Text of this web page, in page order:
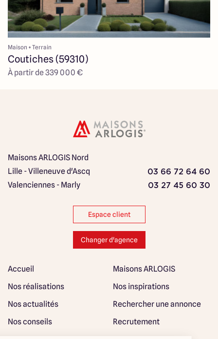
Maison + Terrain
Coutiches (59310)
À partir de 339 000 €
Maisons ARLOGIS Nord
Lille - Villeneuve d'Ascq
03 66 72 64 60
Valenciennes - Marly 03 27 45 60 30
Espace client
Changer d'agence
Accueil
Maisons ARLOGIS
Nos réalisations
Nos inspirations
Nos actualités
Rechercher une annonce
Nos conseils
Recrutement